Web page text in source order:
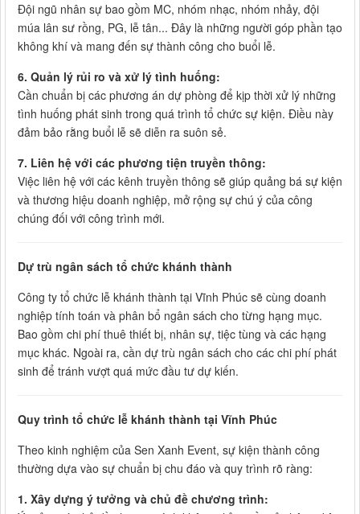
Đội ngũ nhân sự bao gồm MC, nhóm nhạc, nhóm nhảy, đội
múa lân sư rồng, PG, lễ tân... Đây là những người góp phần tạo
không khí và mang đến sự thành công cho buổi lễ.
6. Quản lý rủi ro và xử lý tình huống:
Cần chuẩn bị các phương án dự phòng để kịp thời xử lý những
tình huống phát sinh trong quá trình tổ chức sự kiện. Điều này
đảm bảo rằng buổi lễ sẽ diễn ra suôn sẻ.
7. Liên hệ với các phương tiện truyền thông:
Việc liên hệ với các kênh truyền thông sẽ giúp quảng bá sự kiện
và thương hiệu doanh nghiệp, mở rộng sự chú ý của công
chúng đối với công trình mới.
Dự trù ngân sách tổ chức khánh thành
Công ty tổ chức lễ khánh thành tại Vĩnh Phúc sẽ cùng doanh
nghiệp tính toán và phân bổ ngân sách cho từng hạng mục.
Bao gồm chi phí thuê thiết bị, nhân sự, tiệc tùng và các hạng
mục khác. Ngoài ra, cần dự trù ngân sách cho các chi phí phát
sinh để tránh vượt quá mức đầu tư dự kiến.
Quy trình tổ chức lễ khánh thành tại Vĩnh Phúc
Theo kinh nghiệm của Sen Xanh Event, sự kiện thành công
thường dựa vào sự chuẩn bị chu đáo và quy trình rõ ràng:
1. Xây dựng ý tưởng và chủ đề chương trình: